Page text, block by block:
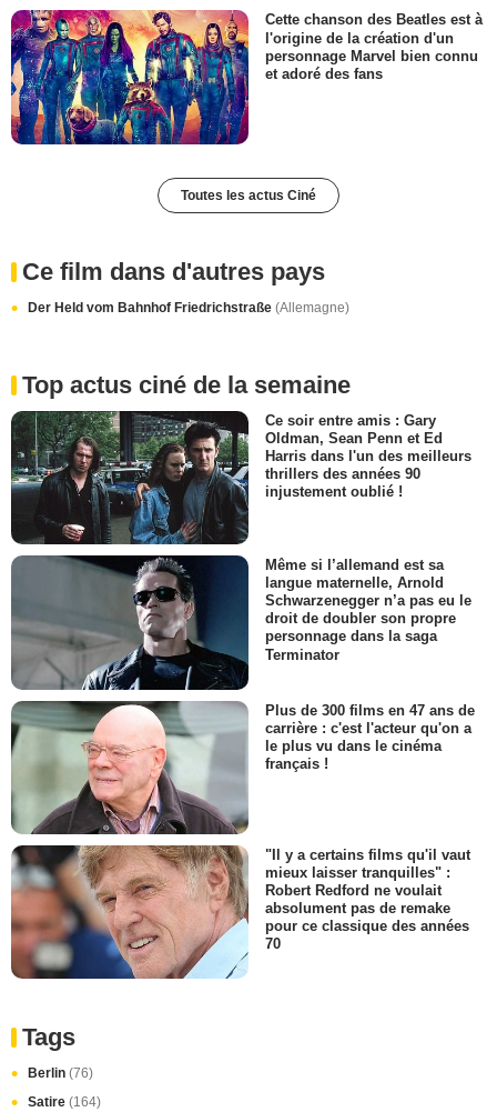
Cette chanson des Beatles est à
l'origine de la création d'un
personnage Marvel bien connu
et adoré des fans
Toutes les actus Ciné
Ce film dans d'autres pays
Der Held vom Bahnhof Friedrichstraße (Allemagne)
Top actus ciné de la semaine
Ce soir entre amis : Gary
Oldman, Sean Penn et Ed
Harris dans l'un des meilleurs
thrillers des années 90
injustement oublié !
Même si l’allemand est sa
langue maternelle, Arnold
Schwarzenegger n’a pas eu le
droit de doubler son propre
personnage dans la saga
Terminator
Plus de 300 films en 47 ans de
carrière : c'est l'acteur qu'on a
le plus vu dans le cinéma
français !
"Il y a certains films qu'il vaut
mieux laisser tranquilles" :
Robert Redford ne voulait
absolument pas de remake
pour ce classique des années
70
Tags
Berlin (76)
Satire (164)